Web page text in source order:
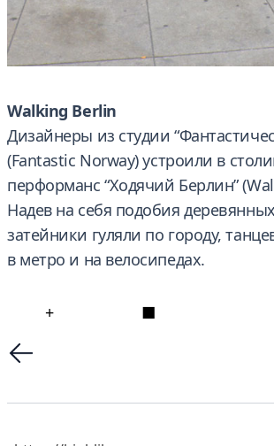
Walking Berlin
Дизайнеры из студии
(Fantastic Norway) устроили в
перформанс “Ходячий Берлин”
Надев на себя подобия
затейники гуляли по городу,
в метро и на велосипедах.
+ ■